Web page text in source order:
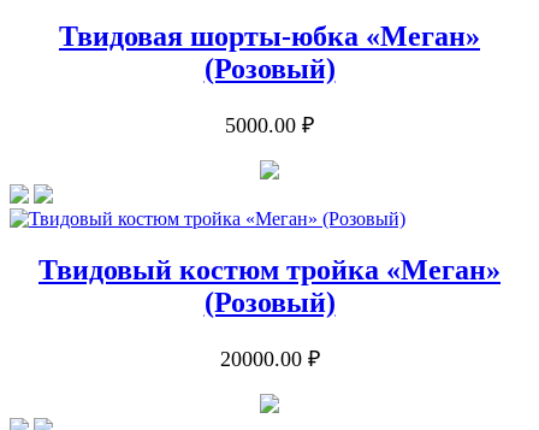
Твидовая шорты-юбка «Меган»
(Розовый)
5000.00 ₽
Твидовый костюм тройка «Меган»
(Розовый)
20000.00 ₽